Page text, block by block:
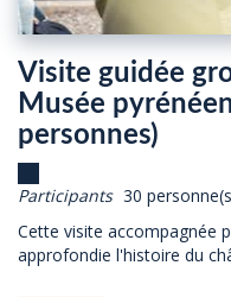
Visite guidée
Musée
personnes)
Participants 30
Cette visite accompagnée
approfondie l'histoire du